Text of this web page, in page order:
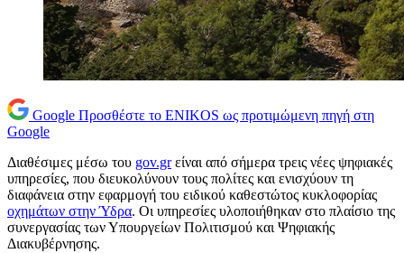
Google Προσθέστε το ENIKOS ως προτιμώμενη πηγή στη
Google
Διαθέσιμες μέσω του gov.grείναι από σήμερα τρεις νέες ψηφιακές
υπηρεσίες, που διευκολύνουν τους πολίτες και ενισχύουν τη
διαφάνεια στην εφαρμογή του ειδικού καθεστώτος κυκλοφορίας
οχημάτων στην Ύδρα. Οι υπηρεσίες υλοποιήθηκαν στο πλαίσιο της
συνεργασίας των Υπουργείων Πολιτισμού και Ψηφιακής
Διακυβέρνησης.